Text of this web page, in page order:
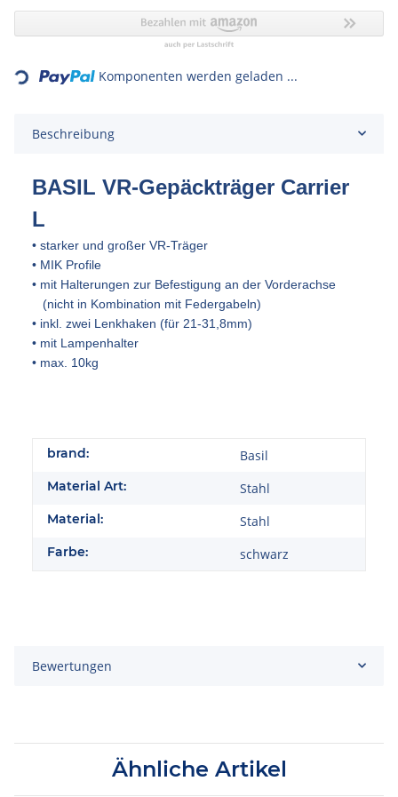
Loading... Komponenten werden geladen ...
Beschreibung
BASIL VR-Gepäckträger Carrier
L
• starker und großer VR-Träger
• MIK Profile
• mit Halterungen zur Befestigung an der Vorderachse
(nicht in Kombination mit Federgabeln)
• inkl. zwei Lenkhaken (für 21-31,8mm)
• mit Lampenhalter
• max. 10kg
brand: Basil
Material Art: Stahl
Material: Stahl
Farbe: schwarz
Bewertungen
Ähnliche Artikel